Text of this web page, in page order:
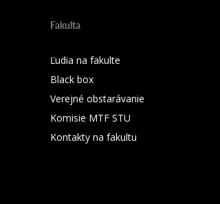
Fakulta
Ľudia na fakulte
Black box
Verejné obstarávanie
Komisie MTF STU
Kontakty na fakultu